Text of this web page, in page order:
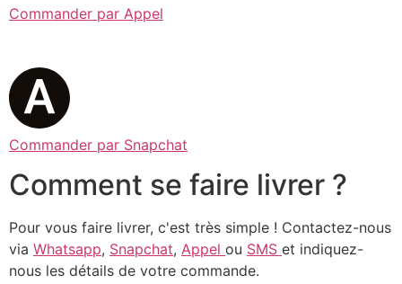
Commander par Appel
Commander par Snapchat
Comment se faire livrer ?
Pour vous faire livrer, c'est très simple ! Contactez-nous
via Whatsapp, Snapchat, Appel ou SMS et indiquez-
nous les détails de votre commande.